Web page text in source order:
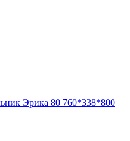
Эрика 80 760*338*800